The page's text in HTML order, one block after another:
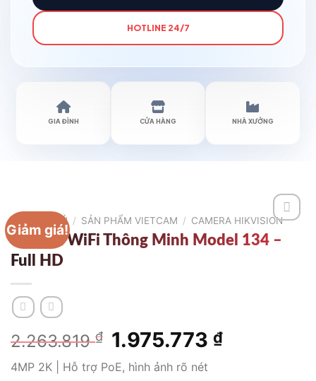
HOTLINE 24/7
GIA ĐÌNH CỬA HÀNG NHÀ XƯỞNG
Giảm giá!
TRANG CHỦ / SẢN PHẨM VIETCAM / CAMERA HIKVISION
Camera WiFi Thông Minh Model 134 –
Full HD
2.263.819₫
Giá
gốc
là:
1.975.773 ₫Giá
4MP 2K | Hỗ trợ PoE, hình ảnh rõ nét